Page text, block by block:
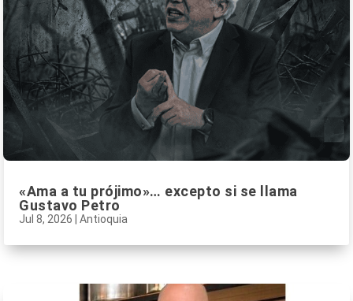
«Ama a tu prójimo»… excepto si se llama
Gustavo Petro
Jul 8, 2026 Antioquia